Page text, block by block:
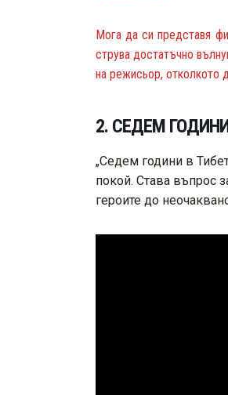
Мога да си представя
струва достатъчно
на режисьор, отколкото
2. СЕДЕМ
„Седем години в
покой. Става въпрос
героите до